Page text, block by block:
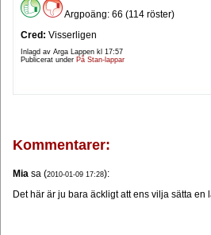
Argpoäng: 66 (114 röster)
Cred: Visserligen
Inlagd av Arga Lappen kl 17:57
Publicerat under På Stan-lappar
Kommentarer:
Mia sa (2010-01-09 17:28):
Det här är ju bara äckligt att ens vilja sätta en